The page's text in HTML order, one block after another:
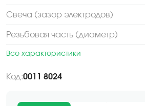
Свеча (зазор электродов)
Резьбовая часть (диаметр)
Все характеристики
Код:0011 8024